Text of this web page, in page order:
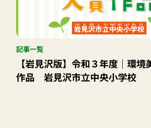
記事一覧
【岩見沢版】令和３年度｜環境
作品 岩見沢市立中央小学校